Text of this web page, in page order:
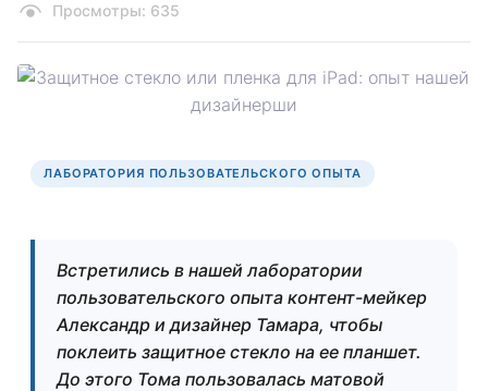
Просмотры: 635
ЛАБОРАТОРИЯ ПОЛЬЗОВАТЕЛЬСКОГО ОПЫТА
Встретились в нашей лаборатории
пользовательского опыта контент-мейкер
Александр и дизайнер Тамара, чтобы
поклеить защитное стекло на ее планшет.
До этого Тома пользовалась матовой